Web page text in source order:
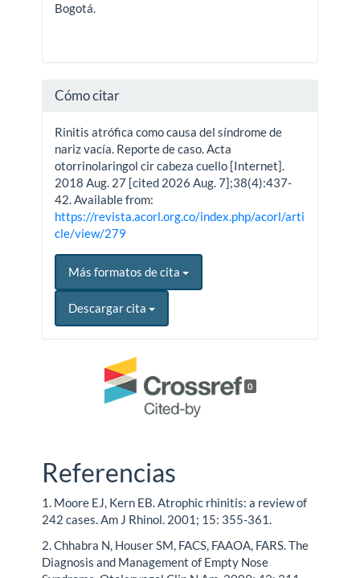
Bogotá.
Cómo citar
Rinitis atrófica como causa del síndrome de
nariz vacía. Reporte de caso. Acta
otorrinolaringol cir cabeza cuello [Internet].
2018 Aug. 27 [cited 2026 Aug. 7];38(4):437-
42. Available from:
https://revista.acorl.org.co/index.php/acorl/arti
cle/view/279
Más formatos de cita
Descargar cita
0
Referencias
1. Moore EJ, Kern EB. Atrophic rhinitis: a review of
242 cases. Am J Rhinol. 2001; 15: 355-361.
2. Chhabra N, Houser SM, FACS, FAAOA, FARS. The
Diagnosis and Management of Empty Nose